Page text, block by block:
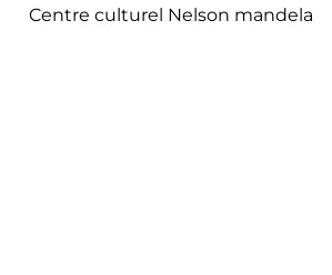
Centre culturel Nelson mandela